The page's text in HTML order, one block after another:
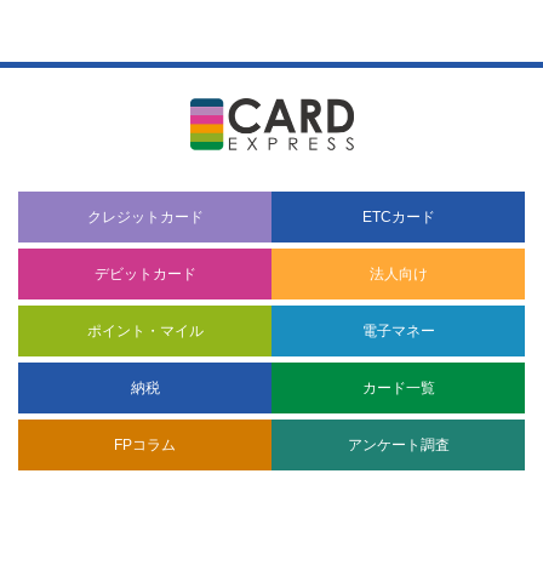
クレジットカード ETCカード
デビットカード 法人向け
ポイント・マイル 電子マネー
納税 カード一覧
FPコラム アンケート調査